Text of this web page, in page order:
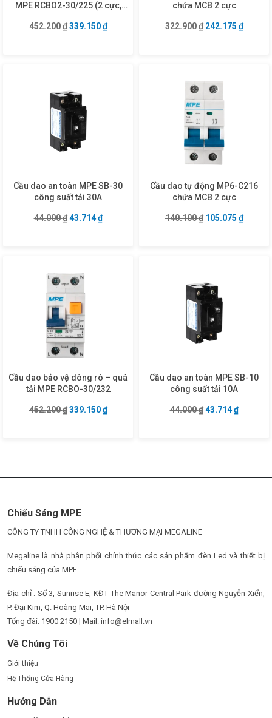
MPE RCBO2-30/225 (2 cực,
452.200₫ Giá gốc là: 452.200 ₫.
339.150₫Giá hiện tại là: 339.150 ₫.
chứa MCB 2 cực
322.900₫ Giá gốc là:
242.175 ₫Giá
Cầu dao an toàn MPE SB-30
công suất tải 30A
44.000₫ Giá gốc là: 44.000 ₫.
43.714₫Giá hiện tại là: 43.714 ₫.
Cầu dao tự động MP6-C216
chứa MCB 2 cực
140.100₫ Giá gốc là:
105.075 ₫Giá
Cầu dao bảo vệ dòng rò – quá
tải MPE RCBO-30/232
452.200₫ Giá gốc là: 452.200 ₫.
339.150₫Giá hiện tại là: 339.150 ₫.
Cầu dao an toàn MPE SB-10
công suất tải 10A
44.000₫ Giá gốc là:
43.714₫Giá hiện
Chiếu Sáng MPE
CÔNG TY TNHH CÔNG NGHỆ & THƯƠNG MẠI MEGALINE
Megaline là nhà phân phối chính thức các sản phẩm đèn Led và thiết bị
chiếu sáng của MPE ....
Địa chỉ : Số 3, Sunrise E, KĐT The Manor Central Park đường Nguyễn Xiển,
P. Đại Kim, Q. Hoàng Mai, TP. Hà Nội
Tổng đài: 1900 2150 | Mail: info@elmall.vn
Về Chúng Tôi
Giới thiệu
Hệ Thống Cửa Hàng
Hướng Dẫn